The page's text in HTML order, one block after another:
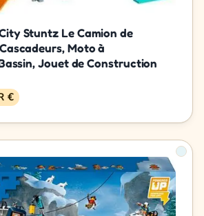
Stuntz Le Camion de
Moto à
Jouet de Construction
€